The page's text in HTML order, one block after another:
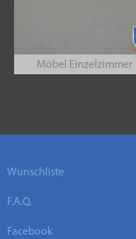
Möbel Einzelzimmer
Wunschliste
F.A.Q.
Facebook